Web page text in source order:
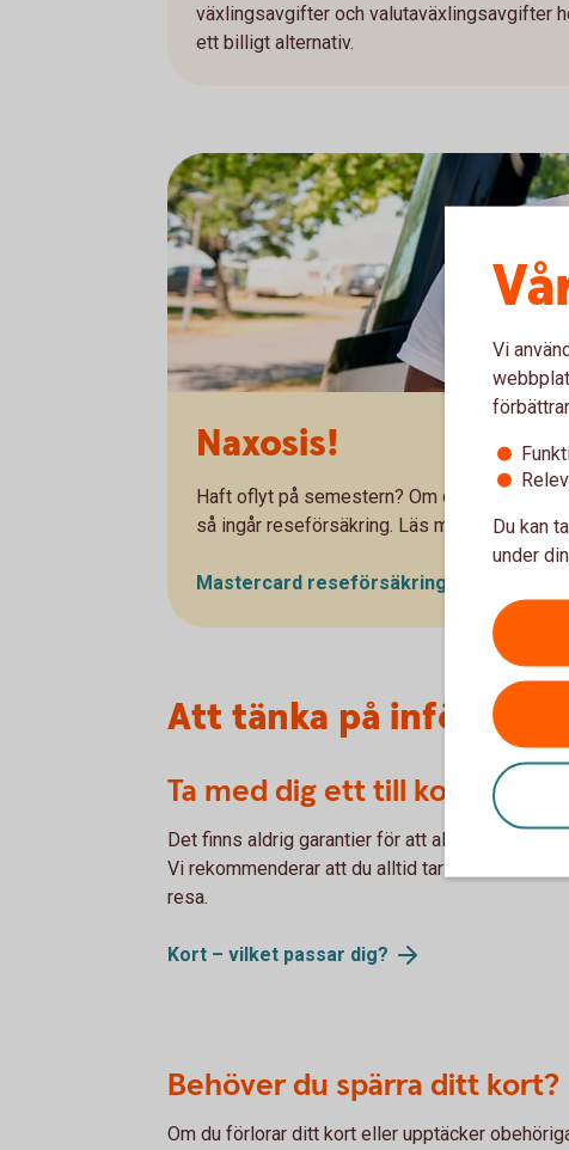
växlingsavgifter och valutaväxlingsavgifter
ett billigt alternativ.
Naxosis!
Haft oflyt på semestern? Om du betalat
så ingår reseförsäkring. Läs mer om vad
Mastercard reseförsäkring
Att tänka på inför och
Ta med dig ett till kort
Det finns aldrig garantier för att allt ska funka
Vi rekommenderar att du alltid tar med fler än ett
resa.
Kort – vilket passar dig?
Behöver du spärra ditt kort?
Om du förlorar ditt kort eller upptäcker
Vi
Du kan
under